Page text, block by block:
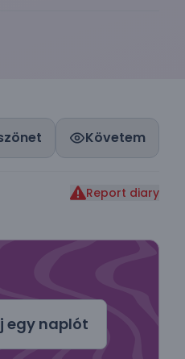
Követem
Report diary
egy naplót